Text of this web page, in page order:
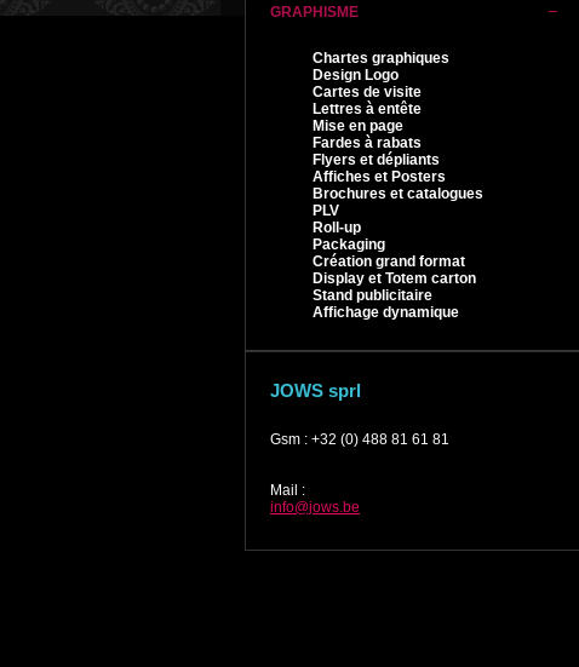
GRAPHISME
Chartes graphiques
Design Logo
Cartes de visite
Lettres à entête
Mise en page
Fardes à rabats
Flyers et dépliants
Affiches et Posters
Brochures et catalogues
PLV
Roll-up
Packaging
Création grand format
Display et Totem carton
Stand publicitaire
Affichage dynamique
JOWS sprl
Gsm : +32 (0) 488 81 61 81
Mail :
info@jows.be